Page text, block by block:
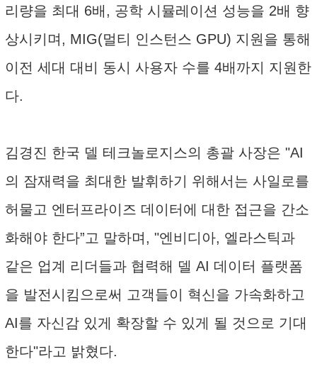
리량을 최대 6배, 공학 시뮬레이션 성능을 2배 향
상시키며, MIG(멀티 인스턴스 GPU) 지원을 통해
이전 세대 대비 동시 사용자 수를 4배까지 지원한
다.
김경진 한국 델 테크놀로지스의 총괄 사장은 "AI
의 잠재력을 최대한 발휘하기 위해서는 사일로를
허물고 엔터프라이즈 데이터에 대한 접근을 간소
화해야 한다”고 말하며, "엔비디아, 엘라스틱과
같은 업계 리더들과 협력해 델 AI 데이터 플랫폼
을 발전시킴으로써 고객들이 혁신을 가속화하고
AI를 자신감 있게 확장할 수 있게 될 것으로 기대
한다"라고 밝혔다.